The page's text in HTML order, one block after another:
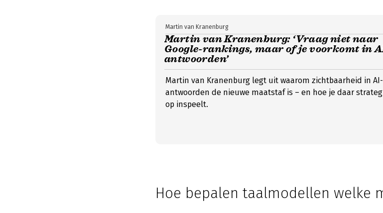
Martin van Kranenburg: ‘Vraag niet naar
Google-rankings, maar of je voorkomt in
antwoorden’
Martin van Kranenburg
Martin van Kranenburg legt uit waarom zichtbaarheid in AI-
antwoorden de nieuwe maatstaf is – en hoe je daar
op inspeelt.
Hoe bepalen taalmodellen welke